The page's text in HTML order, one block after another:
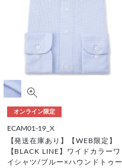
オンライン限定
ECAM01-19_X
【発送在庫あり】【WEB限定】
【BLACK LINE】ワイドカラーワ
イシャツ/ブルー×ハウンドトゥー